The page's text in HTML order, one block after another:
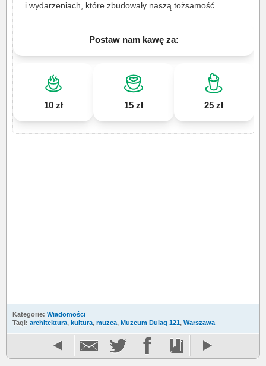
i wydarzeniach, które zbudowały naszą tożsamość.
Postaw nam kawę za:
10 zł 15 zł 25 zł
Kategorie: Wiadomości
Tagi: architektura, kultura, muzea, Muzeum Dulag 121, Warszawa